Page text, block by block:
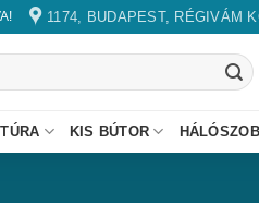
1174, BUDAPEST, RÉGIVÁM
KIS BÚTOR